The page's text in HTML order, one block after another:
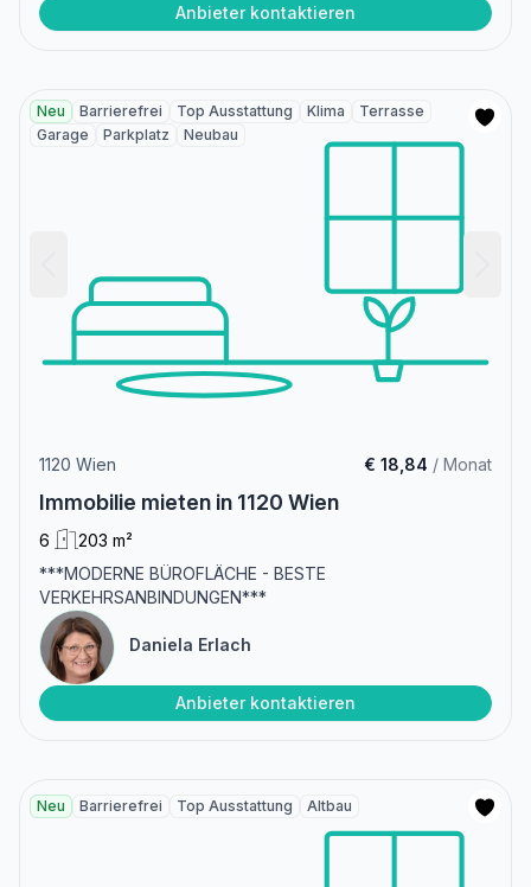
Anbieter kontaktieren
Neu Barrierefrei Top Ausstattung Klima
Terrasse
Garage
Parkplatz Neubau
1120 Wien € 18,84 / Monat
Immobilie mieten in 1120 Wien
6
203 m²
***MODERNE BÜROFLÄCHE - BESTE
VERKEHRSANBINDUNGEN***
Daniela Erlach
Anbieter kontaktieren
Neu Barrierefrei Top Ausstattung Altbau